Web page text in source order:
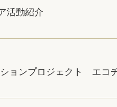
活動紹介
ョンプロジェクト エコ